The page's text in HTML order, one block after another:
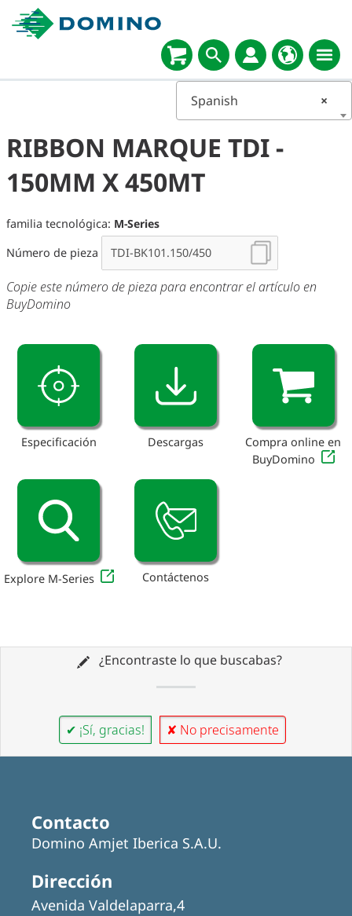
×
Spanish
RIBBON MARQUE TDI -
150MM X 450MT
familia tecnológica: M-Series
Número de pieza
Copie este número de pieza para encontrar el artículo en
BuyDomino
Especificación Descargas
Compra online en
BuyDomino
Explore M-Series Contáctenos
¿Encontraste lo que buscabas?
✔ ¡Sí, gracias! ✘ No precisamente
Contacto
Domino Amjet Iberica S.A.U.
Dirección
Avenida Valdelaparra,4